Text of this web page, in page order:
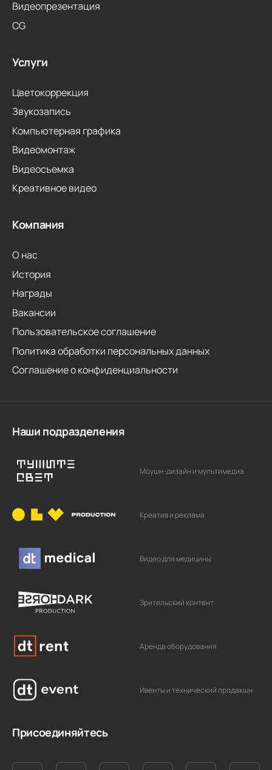
Видеопрезентация
CG
Услуги
Цветокоррекция
Звукозапись
Компьютерная графика
Видеомонтаж
Видеосъемка
Креативное видео
Компания
О нас
История
Награды
Вакансии
Пользовательское соглашение
Политика обработки персональных данных
Соглашение о конфиденциальности
Наши подразделения
Моушн-дизайн и мультимедиа
Креатив и реклама
Видео для медицины
Зрительский контент
Аренда оборудования
Ивенты и технический продакшн
Присоединяйтесь